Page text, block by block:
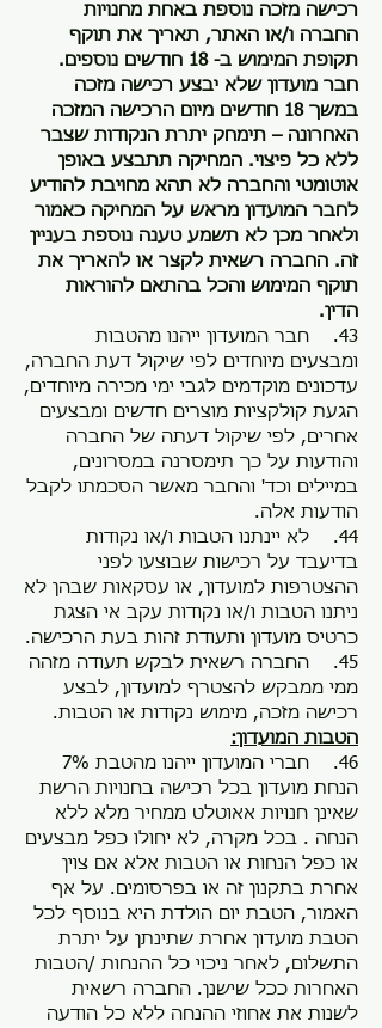
רכישה מזכה נוספת באחת מחנויות
החברה ו/או האתר, תאריך את תוקף
תקופת המימוש ב- 18 חודשים נוספים.
חבר מועדון שלא יבצע רכישה מזכה
במשך 18 חודשים מיום הרכישה המזכה
האחרונה – תימחק יתרת הנקודות שצבר
ללא כל פיצוי. המחיקה תתבצע באופן
אוטומטי והחברה לא תהא מחויבת להודיע
לחבר המועדון מראש על המחיקה כאמור
ולאחר מכן לא תשמע טענה נוספת בעניין
זה. החברה רשאית לקצר או להאריך את
תוקף המימוש והכל בהתאם להוראות
הדין.
43. חבר המועדון ייהנו מהטבות
ומבצעים מיוחדים לפי שיקול דעת החברה,
עדכונים מוקדמים לגבי ימי מכירה מיוחדים,
הגעת קולקציות מוצרים חדשים ומבצעים
אחרים, לפי שיקול דעתה של החברה
והודעות על כך תימסרנה במסרונים,
במיילים וכד' והחבר מאשר הסכמתו לקבל
הודעות אלה.
44. לא יינתנו הטבות ו/או נקודות
בדיעבד על רכישות שבוצעו לפני
ההצטרפות למועדון, או עסקאות שבהן לא
ניתנו הטבות ו/או נקודות עקב אי הצגת
כרטיס מועדון ותעודת זהות בעת הרכישה.
45. החברה רשאית לבקש תעודה מזהה
ממי ממבקש להצטרף למועדון, לבצע
רכישה מזכה, מימוש נקודות או הטבות.
הטבות המועדון:
46. חברי המועדון ייהנו מהטבת 7%
הנחת מועדון בכל רכישה בחנויות הרשת
שאינן חנויות אאוטלט ממחיר מלא ללא
הנחה . בכל מקרה, לא יחולו כפל מבצעים
או כפל הנחות או הטבות אלא אם צוין
אחרת בתקנון זה או בפרסומים. על אף
האמור, הטבת יום הולדת היא בנוסף לכל
הטבת מועדון אחרת שתינתן על יתרת
התשלום, לאחר ניכוי כל ההנחות /הטבות
האחרות ככל שישנן. החברה רשאית
לשנות את אחוזי ההנחה ללא כל הודעה